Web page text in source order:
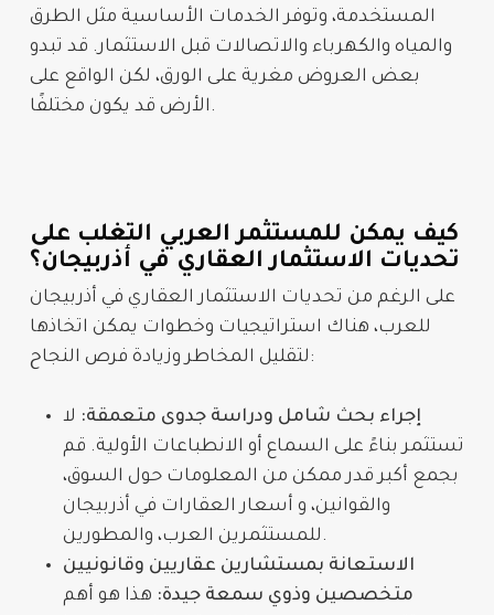
المستخدمة، وتوفر الخدمات الأساسية مثل الطرق
والمياه والكهرباء والاتصالات قبل الاستثمار. قد تبدو
بعض العروض مغرية على الورق، لكن الواقع على
الأرض قد يكون مختلفًا.
كيف يمكن للمستثمر العربي التغلب على
تحديات الاستثمار العقاري في أذربيجان؟
على الرغم من تحديات الاستثمار العقاري في أذربيجان
للعرب، هناك استراتيجيات وخطوات يمكن اتخاذها
لتقليل المخاطر وزيادة فرص النجاح:
إجراء بحث شامل ودراسة جدوى متعمقة: لا
تستثمر بناءً على السماع أو الانطباعات الأولية. قم
بجمع أكبر قدر ممكن من المعلومات حول السوق،
والقوانين، و أسعار العقارات في أذربيجان
للمستثمرين العرب ، والمطورين.
الاستعانة بمستشارين عقاريين وقانونيين
متخصصين وذوي سمعة جيدة: هذا هو أهم